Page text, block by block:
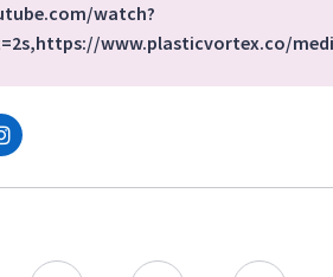
watch?
www.plasticvortex.co/